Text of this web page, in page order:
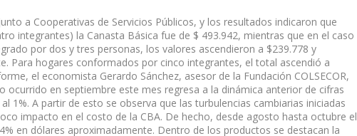
a Cooperativas de Servicios Públicos, y los resultados indicaron que
integrantes) la Canasta Básica fue de $ 493.942, mientras que en el caso
por dos y tres personas, los valores ascendieron a $239.778 y
Para hogares conformados por cinco integrantes, el total ascendió a
el economista Gerardo Sánchez, asesor de la Fundación COLSECOR,
ocurrido en septiembre este mes regresa a la dinámica anterior de cifras
1%. A partir de esto se observa que las turbulencias cambiarias iniciadas
impacto en el costo de la CBA. De hecho, desde agosto hasta octubre el
en dólares aproximadamente. Dentro de los productos se destacan la